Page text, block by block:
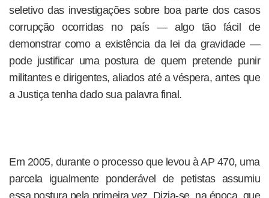
seletivo das investigações sobre boa parte dos casos
corrupção ocorridas no país — algo tão fácil de
demonstrar como a existência da lei da gravidade —
pode justificar uma postura de quem pretende punir
militantes e dirigentes, aliados até a véspera, antes que
a Justiça tenha dado sua palavra final.
Em 2005, durante o processo que levou à AP 470, uma
parcela igualmente ponderável de petistas assumiu
essa postura pela primeira vez. Dizia-se, na época, que